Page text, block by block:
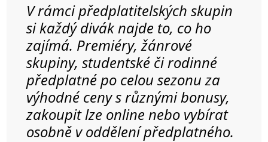
V rámci předplatitelských skupin
si každý divák najde to, co ho
zajímá. Premiéry, žánrové
skupiny, studentské či rodinné
předplatné po celou sezonu za
výhodné ceny s různými bonusy,
zakoupit lze online nebo vybírat
osobně v oddělení předplatného.